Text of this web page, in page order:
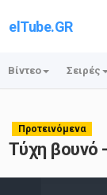
elTube.GR
Βίντεο Σειρές
Προτεινόμενα
Τύχη βουνό